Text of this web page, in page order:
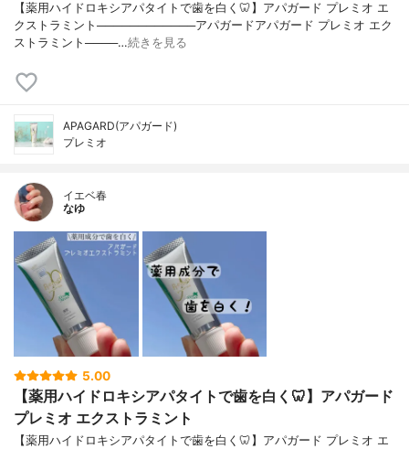
【薬用ハイドロキシアパタイトで歯を白く🦷】アパガード プレミオ エ
クストラミント────────────アパガードアパガード プレミオ エク
ストラミント────…続きを見る
APAGARD(アパガード)
プレミオ
イエベ春
なゆ
5.00
【薬用ハイドロキシアパタイトで歯を白く🦷】アパガード
プレミオ エクストラミント
【薬用ハイドロキシアパタイトで歯を白く🦷】アパガード プレミオ エ